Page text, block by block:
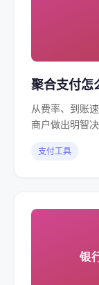
聚合支付怎
从费率、到账
商户做出明智决
支付工具